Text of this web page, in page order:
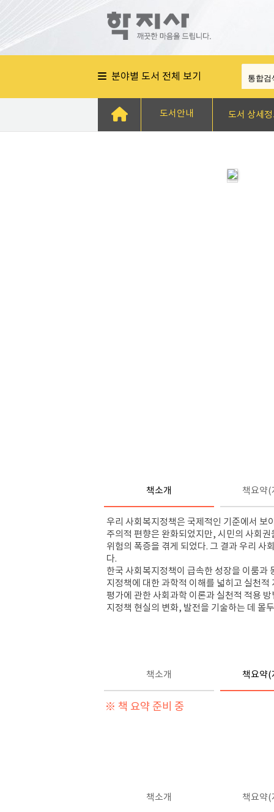
분야별 도서 전체 보기
도서안내 도서 상세
책소개 책요약(
우리 사회복지정책은 국제적인 기준에서 보
주의적 편향은 완화되었지만, 시민의 사회
위험의 폭증을 겪게 되었다. 그 결과 우리 사
다.
한국 사회복지정책이 급속한 성장을 이룸과
지정책에 대한 과학적 이해를 넓히고 실천
평가에 관한 사회과학 이론과 실천적 적용
지정책 현실의 변화, 발전을 기술하는 데 몰
책소개 책요약(
※ 책 요약 준비 중
책소개 책요약(